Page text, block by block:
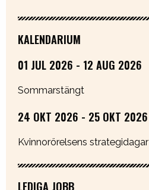
KALENDARIUM
01 JUL 2026 - 12 AUG 2026
Sommarstängt
24 OKT 2026 - 25 OKT 2026
Kvinnorörelsens strategidagar
LEDIGA JOBB